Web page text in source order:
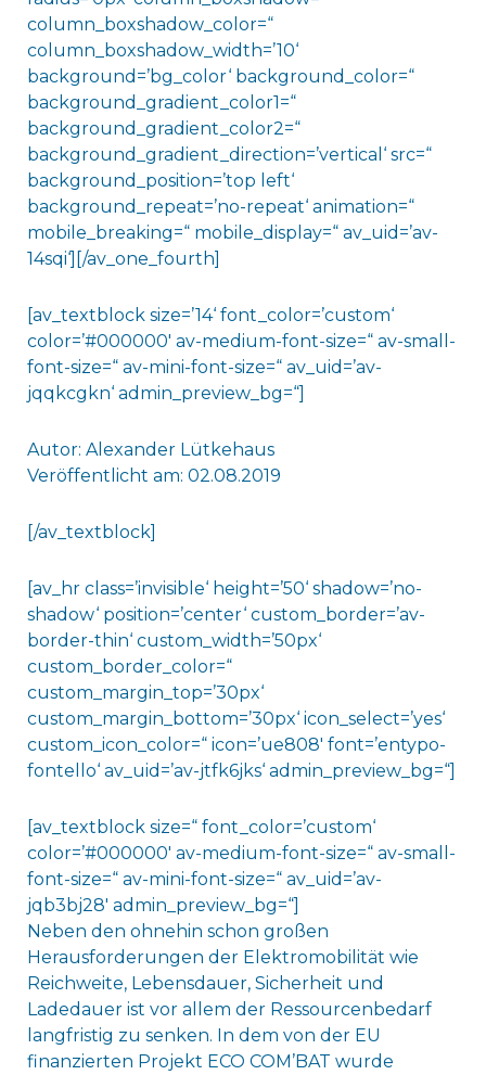
column_boxshadow_color=“
column_boxshadow_width=’10‘
background=’bg_color‘ background_color=“
background_gradient_color1=“
background_gradient_color2=“
background_gradient_direction=’vertical‘ src=“
background_position=’top left‘
background_repeat=’no-repeat‘ animation=“
mobile_breaking=“ mobile_display=“ av_uid=’av-
14sqi‘][/av_one_fourth]
[av_textblock size=’14‘ font_color=’custom‘
color=’#000000′ av-medium-font-size=“ av-small-
font-size=“ av-mini-font-size=“ av_uid=’av-
jqqkcgkn‘ admin_preview_bg=“]
Autor: Alexander Lütkehaus
Veröffentlicht am: 02.08.2019
[/av_textblock]
[av_hr class=’invisible‘ height=’50‘ shadow=’no-
shadow‘ position=’center‘ custom_border=’av-
border-thin‘ custom_width=’50px‘
custom_border_color=“
custom_margin_top=’30px‘
custom_margin_bottom=’30px‘ icon_select=’yes‘
custom_icon_color=“ icon=’ue808′ font=’entypo-
fontello‘ av_uid=’av-jtfk6jks‘ admin_preview_bg=“]
[av_textblock size=“ font_color=’custom‘
color=’#000000′ av-medium-font-size=“ av-small-
font-size=“ av-mini-font-size=“ av_uid=’av-
jqb3bj28′ admin_preview_bg=“]
Neben den ohnehin schon großen
Herausforderungen der Elektromobilität wie
Reichweite, Lebensdauer, Sicherheit und
Ladedauer ist vor allem der Ressourcenbedarf
langfristig zu senken. In dem von der EU
finanzierten Projekt ECO COM’BAT wurde